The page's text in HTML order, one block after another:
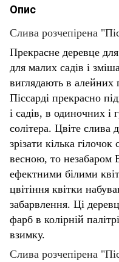
Опис
Слива розчепірена
Прекрасне деревце
для малих садів і
виглядають в алейних
Піссарді прекрасно
і садів, в одиночних і
солітера. Цвіте
зрізати кілька
весною, то незабаром
ефектними білими
цвітіння квітки
забарвлення. Ці
фарб в колірній
взимку.
Слива розчепірена